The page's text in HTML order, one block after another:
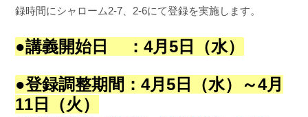
録時間にシャローム2-7、2-6にて登録を実施します。
●講義開始日 ：4月5日（水）
●登録調整期間：4月5日（水）～4月
11日（火）